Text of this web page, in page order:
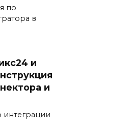
по
в
и
и
интеграции